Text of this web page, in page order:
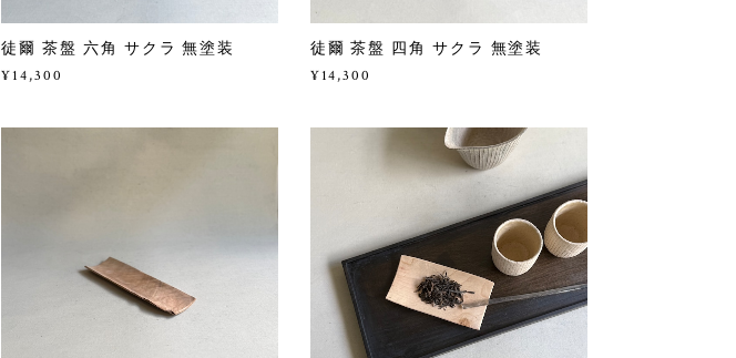
徒爾 茶盤 六角 サクラ 無塗装
¥14,300
徒爾 茶盤 四角 サクラ 無塗装
¥14,300